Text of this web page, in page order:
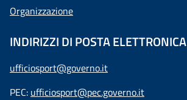
Organizzazione
INDIRIZZI DI POSTA ELETTRONICA
ufficiosport@governo.it
PEC: ufficiosport@pec.governo.it